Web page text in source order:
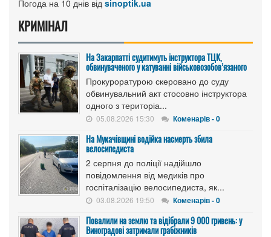
Погода на 10 днів від sinoptik.ua
КРИМІНАЛ
На Закарпатті судитимуть інструктора ТЦК,
обвинуваченого у катуванні військовозобов’язаного
Прокуроратурою скеровано до суду
обвинувальний акт стосовно інструктора
одного з територіа...
05.08.2026 15:30 Коменарів - 0
На Мукачівщині водійка насмерть збила
велосипедиста
2 серпня до поліції надійшло
повідомлення від медиків про
госпіталізацію велосипедиста, як...
03.08.2026 19:50 Коменарів - 0
Повалили на землю та відібрали 9 000 гривень: у
Виноградові затримали грабіжників